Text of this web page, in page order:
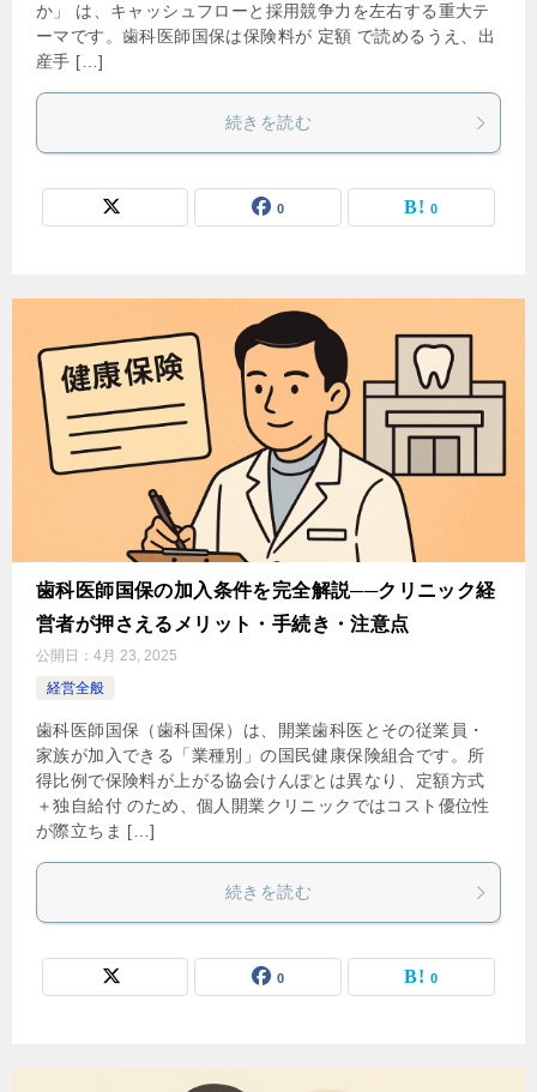
か」 は、キャッシュフローと採用競争力を左右する重大テ
ーマです。歯科医師国保は保険料が 定額 で読めるうえ、出
産手 […]
続きを読む
0 0
歯科医師国保の加入条件を完全解説──クリニック経
営者が押さえるメリット・手続き・注意点
公開日： 4月 23, 2025
経営全般
歯科医師国保（歯科国保）は、開業歯科医とその従業員・
家族が加入できる「業種別」の国民健康保険組合です。所
得比例で保険料が上がる協会けんぽとは異なり、定額方式
＋独自給付 のため、個人開業クリニックではコスト優位性
が際立ちま […]
続きを読む
0 0